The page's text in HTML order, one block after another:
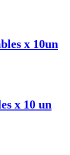
x 10un
x 10 un